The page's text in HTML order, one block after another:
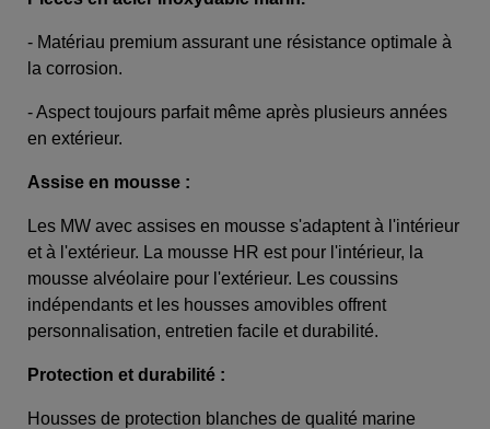
- Matériau premium assurant une résistance optimale à
la corrosion.
- Aspect toujours parfait même après plusieurs années
en extérieur.
Assise en mousse :
Les MW avec assises en mousse s'adaptent à l'intérieur
et à l'extérieur. La mousse HR est pour l'intérieur, la
mousse alvéolaire pour l'extérieur. Les coussins
indépendants et les housses amovibles offrent
personnalisation, entretien facile et durabilité.
Protection et durabilité :
Housses de protection blanches de qualité marine